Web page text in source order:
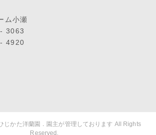
ム小瀬
3063
4920
じかた洋蘭園．園主が管理しております All Rights
Reserved.